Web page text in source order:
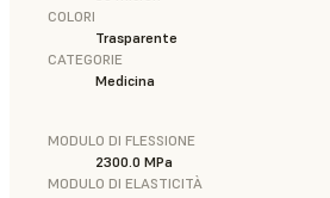
COLORI
Trasparente
CATEGORIE
Medicina
MODULO DI FLESSIONE
2300.0 MPa
MODULO DI ELASTICITÀ